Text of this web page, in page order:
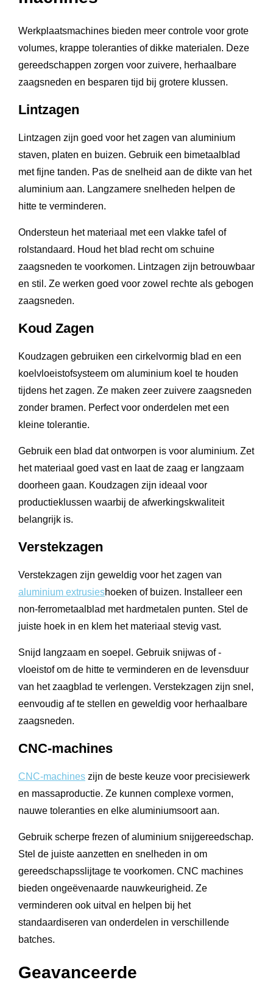
Werkplaatsmachines bieden meer controle voor grote
volumes, krappe toleranties of dikke materialen. Deze
gereedschappen zorgen voor zuivere, herhaalbare
zaagsneden en besparen tijd bij grotere klussen.
Lintzagen
Lintzagen zijn goed voor het zagen van aluminium
staven, platen en buizen. Gebruik een bimetaalblad
met fijne tanden. Pas de snelheid aan de dikte van het
aluminium aan. Langzamere snelheden helpen de
hitte te verminderen.
Ondersteun het materiaal met een vlakke tafel of
rolstandaard. Houd het blad recht om schuine
zaagsneden te voorkomen. Lintzagen zijn betrouwbaar
en stil. Ze werken goed voor zowel rechte als gebogen
zaagsneden.
Koud Zagen
Koudzagen gebruiken een cirkelvormig blad en een
koelvloeistofsysteem om aluminium koel te houden
tijdens het zagen. Ze maken zeer zuivere zaagsneden
zonder bramen. Perfect voor onderdelen met een
kleine tolerantie.
Gebruik een blad dat ontworpen is voor aluminium. Zet
het materiaal goed vast en laat de zaag er langzaam
doorheen gaan. Koudzagen zijn ideaal voor
productieklussen waarbij de afwerkingskwaliteit
belangrijk is.
Verstekzagen
Verstekzagen zijn geweldig voor het zagen van
aluminium extrusieshoeken of buizen. Installeer een
non-ferrometaalblad met hardmetalen punten. Stel de
juiste hoek in en klem het materiaal stevig vast.
Snijd langzaam en soepel. Gebruik snijwas of -
vloeistof om de hitte te verminderen en de levensduur
van het zaagblad te verlengen. Verstekzagen zijn snel,
eenvoudig af te stellen en geweldig voor herhaalbare
zaagsneden.
CNC-machines
CNC-machines zijn de beste keuze voor precisiewerk
en massaproductie. Ze kunnen complexe vormen,
nauwe toleranties en elke aluminiumsoort aan.
Gebruik scherpe frezen of aluminium snijgereedschap.
Stel de juiste aanzetten en snelheden in om
gereedschapsslijtage te voorkomen. CNC machines
bieden ongeëvenaarde nauwkeurigheid. Ze
verminderen ook uitval en helpen bij het
standaardiseren van onderdelen in verschillende
batches.
Geavanceerde